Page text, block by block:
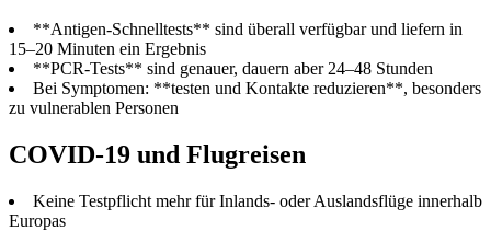
**Antigen-Schnelltests** sind überall verfügbar und liefern in
15–20 Minuten ein Ergebnis
**PCR-Tests** sind genauer, dauern aber 24–48 Stunden
Bei Symptomen: **testen und Kontakte reduzieren**, besonders
zu vulnerablen Personen
COVID-19 und Flugreisen
Keine Testpflicht mehr für Inlands- oder Auslandsflüge innerhalb
Europas